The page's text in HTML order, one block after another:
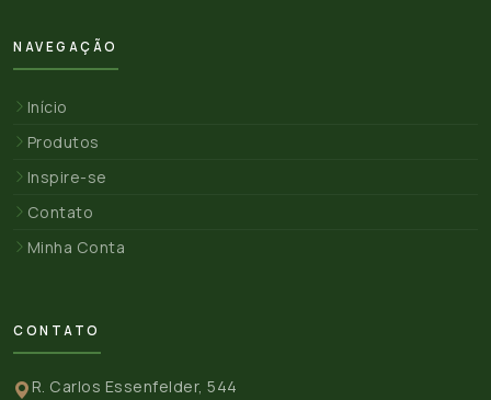
NAVEGAÇÃO
Início
Produtos
Inspire-se
Contato
Minha Conta
CONTATO
R. Carlos Essenfelder, 544